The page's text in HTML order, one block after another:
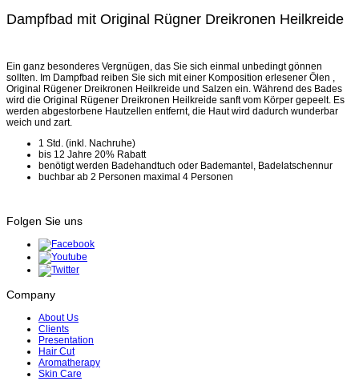
Dampfbad mit Original Rügner Dreikronen Heilkreide
Ein ganz besonderes Vergnügen, das Sie sich einmal unbedingt gönnen
sollten. Im Dampfbad reiben Sie sich mit einer Komposition erlesener Ölen ,
Original Rügener Dreikronen Heilkreide und Salzen ein. Während des Bades
wird die Original Rügener Dreikronen Heilkreide sanft vom Körper gepeelt. Es
werden abgestorbene Hautzellen entfernt, die Haut wird dadurch wunderbar
weich und zart.
1 Std. (inkl. Nachruhe)
bis 12 Jahre 20% Rabatt
benötigt werden Badehandtuch oder Bademantel, Badelatschennur
buchbar ab 2 Personen maximal 4 Personen
Folgen Sie uns
Company
About Us
Clients
Presentation
Hair Cut
Aromatherapy
Skin Care